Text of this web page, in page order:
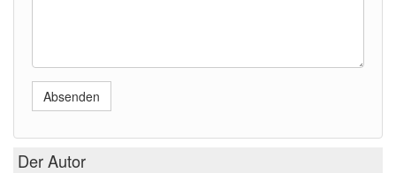
Absenden
Der Autor